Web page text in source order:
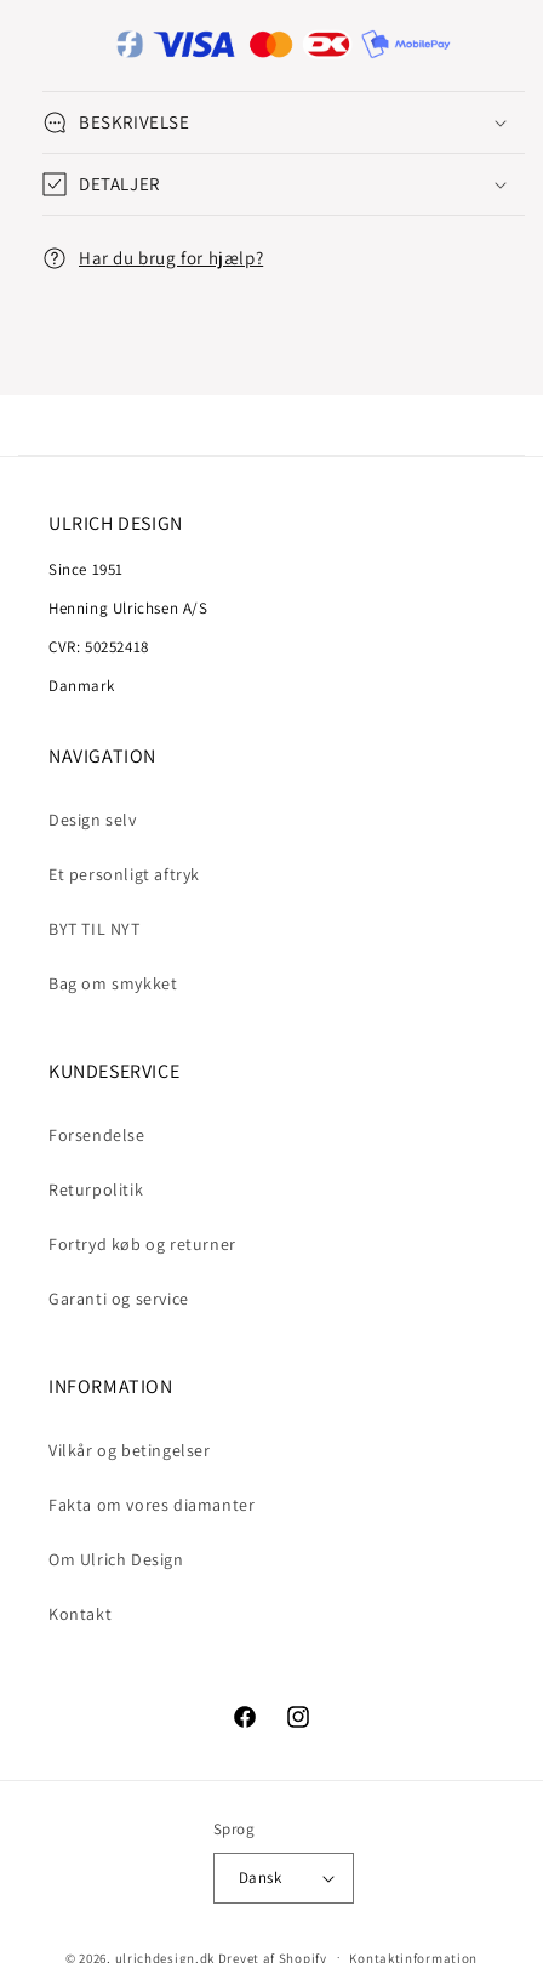
BESKRIVELSE
DETALJER
Har du brug for hjælp?
ULRICH DESIGN
Since 1951
Henning Ulrichsen A/S
CVR: 50252418
Danmark
NAVIGATION
Design selv
Et personligt aftryk
BYT TIL NYT
Bag om smykket
KUNDESERVICE
Forsendelse
Returpolitik
Fortryd køb og returner
Garanti og service
INFORMATION
Vilkår og betingelser
Fakta om vores diamanter
Om Ulrich Design
Kontakt
FacebookInstagram
Sprog
Dansk
© 2026, ulrichdesign.dk Drevet af Shopify Kontaktinformation